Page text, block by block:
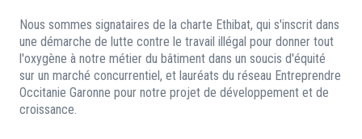
Nous sommes signataires de la charte Ethibat, qui s'inscrit dans
une démarche de lutte contre le travail illégal pour donner tout
l'oxygène à notre métier du bâtiment dans un soucis d'équité
sur un marché concurrentiel, et lauréats du réseau Entreprendre
Occitanie Garonne pour notre projet de développement et de
croissance.